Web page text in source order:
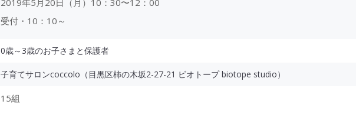
受付・10：10～
0歳～3歳のお子さまと保護者
子育てサロンcoccolo（目黒区柿の木坂2-27-21 ビオトープ biotope studio）
15組